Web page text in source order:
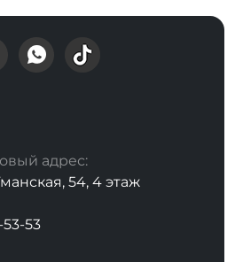
адрес:
54, 4 этаж
53-53